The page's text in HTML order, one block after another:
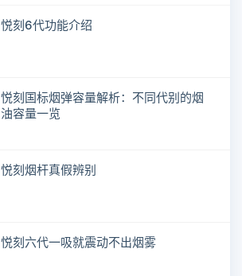
悦刻6代功能介绍
悦刻国标烟弹容量解析：不同代别的烟
油容量一览
悦刻烟杆真假辨别
悦刻六代一吸就震动不出烟雾